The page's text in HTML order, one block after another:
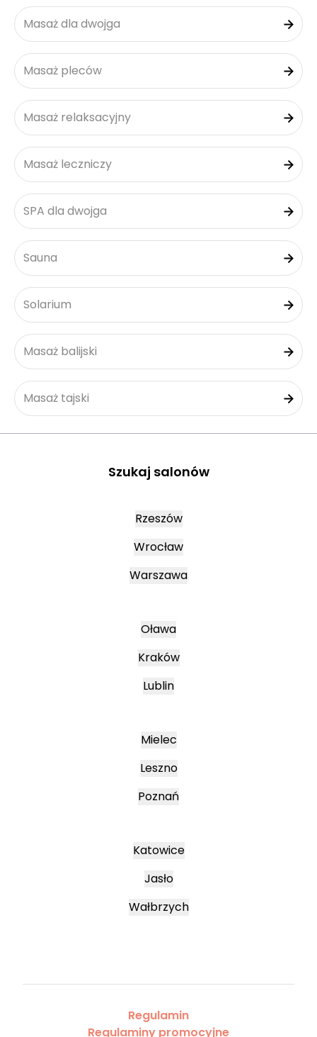
Masaż dla dwojga
Masaż pleców
Masaż relaksacyjny
Masaż leczniczy
SPA dla dwojga
Sauna
Solarium
Masaż balijski
Masaż tajski
Szukaj salonów
Rzeszów
Wrocław
Warszawa
Oława
Kraków
Lublin
Mielec
Leszno
Poznań
Katowice
Jasło
Wałbrzych
Regulamin
Regulaminy promocyjne